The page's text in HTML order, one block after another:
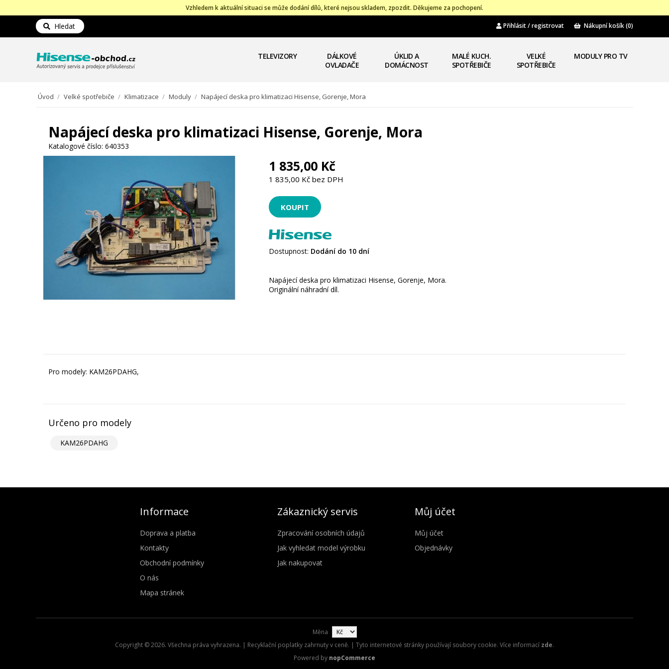
Vzhledem k aktuální situaci se může dodání dílů, které nejsou skladem, zpozdit. Děkujeme za pochopení.
Hledat Přihlásit / registrovat Nákupní košík(0)
TELEVIZORY
DÁLKOVÉ
OVLADAČE
ÚKLID A
DOMÁCNOST
MALÉ KUCH.
SPOTŘEBIČE
VELKÉ
SPOTŘEBIČE
MODULY PRO TV
Úvod / Velké spotřebiče / Klimatizace / Moduly / Napájecí deska pro klimatizaci Hisense, Gorenje, Mora
Napájecí deska pro klimatizaci Hisense, Gorenje, Mora
Katalogové číslo: 640353
1 835,00 Kč
1 835,00 Kč bez DPH
Dostupnost: Dodání do 10 dní
Napájecí deska pro klimatizaci Hisense, Gorenje, Mora.
Originální náhradní díl.
Pro modely: KAM26PDAHG,
Určeno pro modely
KAM26PDAHG
Informace
Doprava a platba
Kontakty
Obchodní podmínky
O nás
Mapa stránek
Zákaznický servis
Zpracování osobních údajů
Jak vyhledat model výrobku
Jak nakupovat
Můj účet
Můj účet
Objednávky
Měna
Copyright © 2026. Všechna práva vyhrazena. | Recyklační poplatky zahrnuty v ceně. | Tyto internetové stránky používají soubory cookie. Více informací zde.
Powered by nopCommerce